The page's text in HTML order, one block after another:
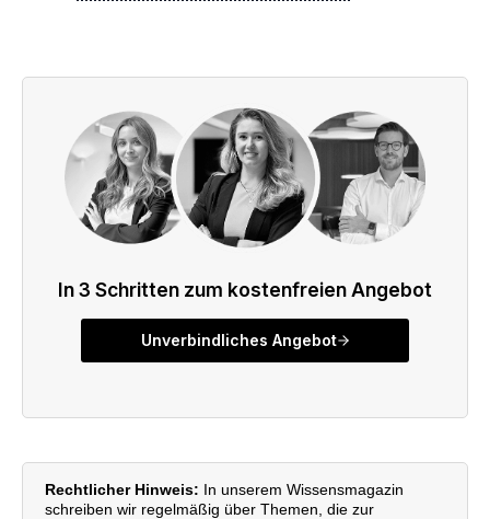
Rechtlicher Hinweis: In unserem Wissensmagazin
schreiben wir regelmäßig über Themen, die zur